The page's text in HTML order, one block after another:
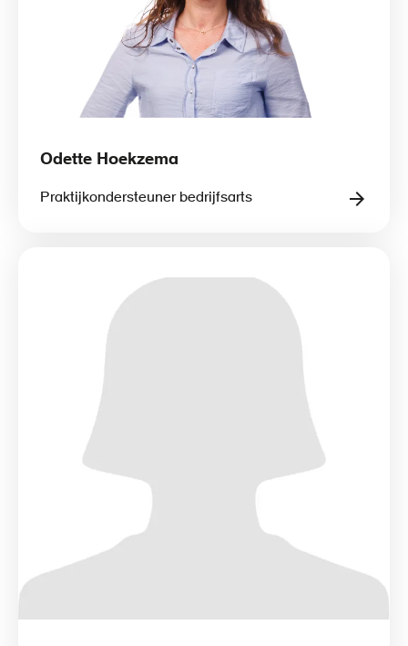
Odette Hoekzema
Praktijkondersteuner bedrijfsarts